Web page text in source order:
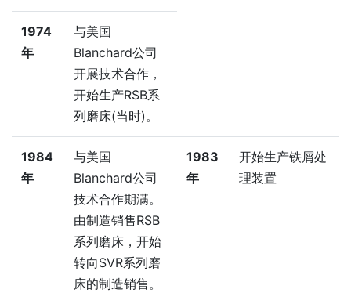
1974
年
与美国
Blanchard公司
开展技术合作，
开始生产RSB系
列磨床(当时)。
1984
年
与美国
Blanchard公司
技术合作期满。
由制造销售RSB
系列磨床，开始
转向SVR系列磨
床的制造销售。
1983
年
开始生产铁屑处
理装置